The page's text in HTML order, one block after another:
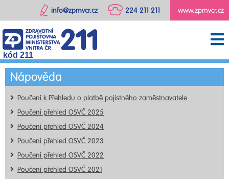
www.zpmvcr.cz
224 211 211
info@zpmvcr.cz
kód 211
Nápověda
Poučení k Přehledu o platbě pojistného zaměstnavatele
Poučení přehled OSVČ 2025
Poučení přehled OSVČ 2024
Poučení přehled OSVČ 2023
Poučení přehled OSVČ 2022
Poučení přehled OSVČ 2021